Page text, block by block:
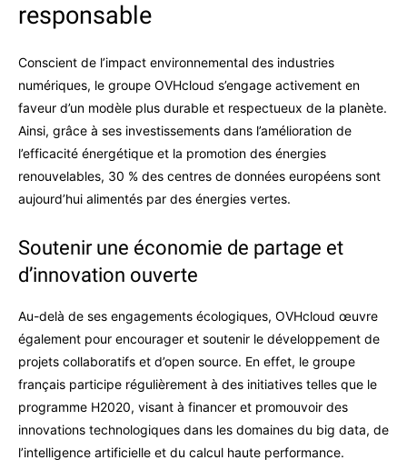
responsable
Conscient de l’impact environnemental des industries
numériques, le groupe OVHcloud s’engage activement en
faveur d’un modèle plus durable et respectueux de la planète.
Ainsi, grâce à ses investissements dans l’amélioration de
l’efficacité énergétique et la promotion des énergies
renouvelables, 30 % des centres de données européens sont
aujourd’hui alimentés par des énergies vertes.
Soutenir une économie de partage et
d’innovation ouverte
Au-delà de ses engagements écologiques, OVHcloud œuvre
également pour encourager et soutenir le développement de
projets collaboratifs et d’open source. En effet, le groupe
français participe régulièrement à des initiatives telles que le
programme H2020, visant à financer et promouvoir des
innovations technologiques dans les domaines du big data, de
l’intelligence artificielle et du calcul haute performance.